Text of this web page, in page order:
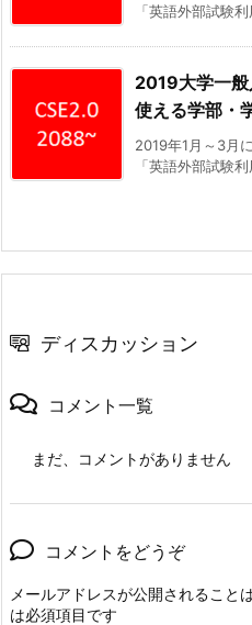
「英語外部試験
2019大学一
使える学部・
2019年1月～3月
「英語外部試験
ディスカッション
コメント一覧
まだ、コメントがありません
コメントをどうぞ
メールアドレスが公開されること
は必須項目です